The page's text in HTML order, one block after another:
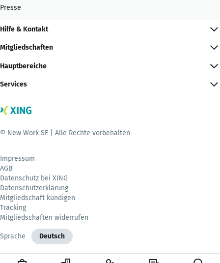
Presse
Hilfe & Kontakt
Mitgliedschaften
Hauptbereiche
Services
© New Work SE | Alle Rechte vorbehalten
Impressum
AGB
Datenschutz bei XING
Datenschutzerklärung
Mitgliedschaft kündigen
Tracking
Mitgliedschaften widerrufen
Sprache Deutsch